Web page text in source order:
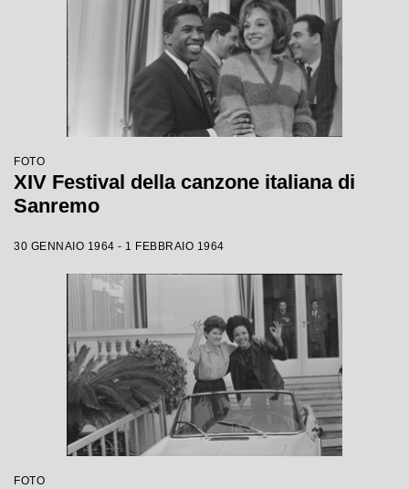
FOTO
XIV Festival della canzone italiana di
Sanremo
30 GENNAIO 1964 - 1 FEBBRAIO 1964
FOTO